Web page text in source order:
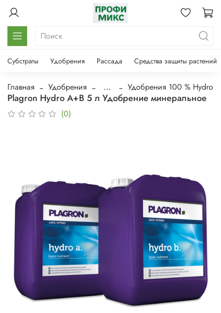
Субстраты Удобрения Рассада Средства защиты растений
Главная Удобрения ... Удобрения 100 % Hydro
Plagron Hydro A+B 5 л Удобрение минеральное
(0)